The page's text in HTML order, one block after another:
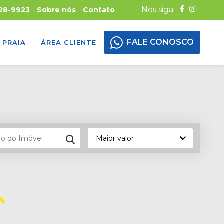
9923 Sobre nós Contato Nos siga:
PRAIA ÁREA CLIENTE FALE CONOSCO
Maior valor